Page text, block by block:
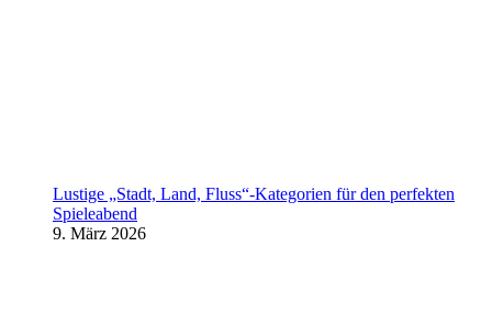
Lustige „Stadt, Land, Fluss“-Kategorien für den perfekten
Spieleabend
9. März 2026